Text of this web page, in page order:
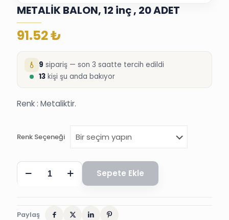
METALİK BALON, 12 inç , 20 ADET
91.52₺
9 sipariş — son 3 saatte tercih edildi
13 kişi şu anda bakıyor
Renk : Metaliktir.
Renk Seçeneği
METALİK
BALON,
20
Sepete Ekle
Paylaş